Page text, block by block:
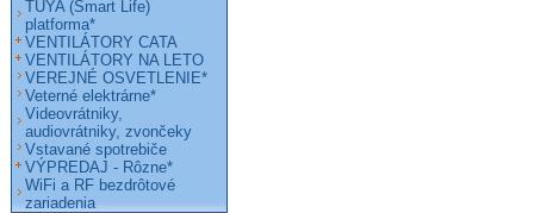
TUYA (Smart Life)
platforma*
VENTILÁTORY CATA
VENTILÁTORY NA LETO
VEREJNÉ OSVETLENIE*
Veterné elektrárne*
Videovrátniky,
audiovrátniky, zvončeky
Vstavané spotrebiče
VÝPREDAJ - Rôzne*
WiFi a RF bezdrôtové
zariadenia